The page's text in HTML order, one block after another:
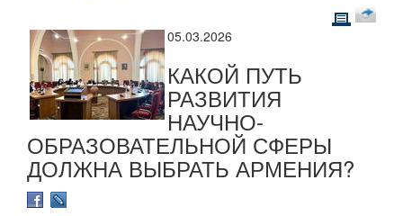
05.03.2026
КАКОЙ ПУТЬ
РАЗВИТИЯ
НАУЧНО-
ОБРАЗОВАТЕЛЬНОЙ СФЕРЫ
ДОЛЖНА ВЫБРАТЬ АРМЕНИЯ?